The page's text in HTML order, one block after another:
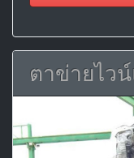
ตาข่ายไว